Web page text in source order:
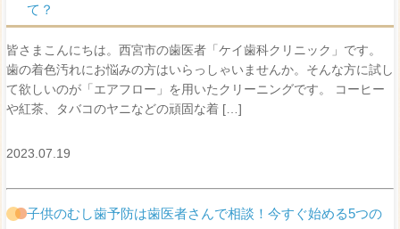
て？
皆さまこんにちは。西宮市の歯医者「ケイ歯科クリニック」です。
歯の着色汚れにお悩みの方はいらっしゃいませんか。そんな方に試し
て欲しいのが「エアフロー」を用いたクリーニングです。 コーヒー
や紅茶、タバコのヤニなどの頑固な着 […]
2023.07.19
子供のむし歯予防は歯医者さんで相談！今すぐ始める5つの